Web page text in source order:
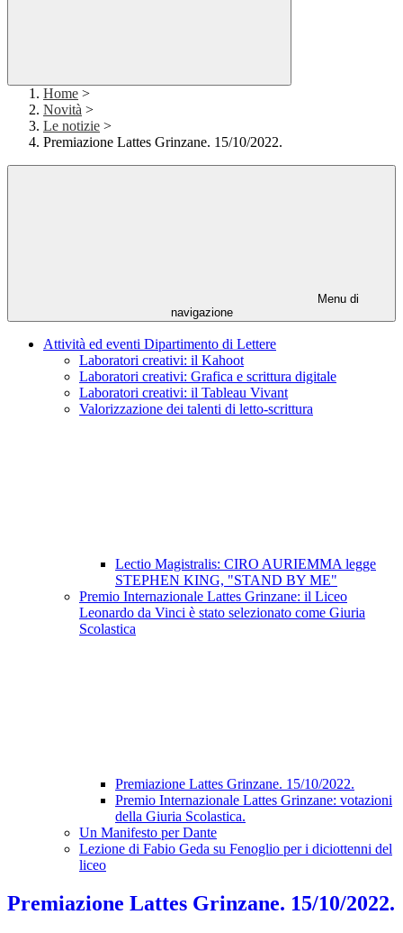
Home >
Novità >
Le notizie >
Premiazione Lattes Grinzane. 15/10/2022.
Menu di
navigazione
Attività ed eventi Dipartimento di Lettere
Laboratori creativi: il Kahoot
Laboratori creativi: Grafica e scrittura digitale
Laboratori creativi: il Tableau Vivant
Valorizzazione dei talenti di letto-scrittura
Lectio Magistralis: CIRO AURIEMMA legge
STEPHEN KING, "STAND BY ME"
Premio Internazionale Lattes Grinzane: il Liceo
Leonardo da Vinci è stato selezionato come Giuria
Scolastica
Premiazione Lattes Grinzane. 15/10/2022.
Premio Internazionale Lattes Grinzane: votazioni
della Giuria Scolastica.
Un Manifesto per Dante
Lezione di Fabio Geda su Fenoglio per i diciottenni del
liceo
Premiazione Lattes Grinzane. 15/10/2022.